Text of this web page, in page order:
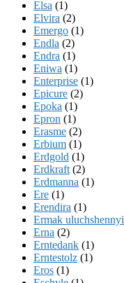
Elsa (1)
Elvira (2)
Emergo (1)
Endla (2)
Endra (1)
Eniwa (1)
Enterprise (1)
Epicure (2)
Epoka (1)
Epron (1)
Erasme (2)
Erbium (1)
Erdgold (1)
Erdkraft (2)
Erdmanna (1)
Ere (1)
Erendira (1)
Ermak uluchshennyi
Erna (2)
Erntedank (1)
Erntestolz (1)
Eros (1)